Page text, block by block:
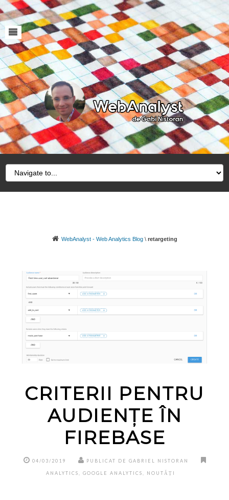
WebAnalyst - Web Analytics Blog\ retargeting
CRITERII PENTRU
AUDIENȚE ÎN
FIREBASE
04/03/2019 PUBLICAT DE GABRIEL NISTORAN
ANALYTICS, GOOGLE ANALYTICS, NOUTĂȚI